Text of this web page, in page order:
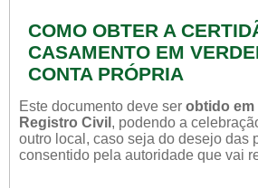
COMO OBTER A
CASAMENTO EM
CONTA PRÓPRIA
Este documento deve ser obtido em
Registro Civil , podendo a
outro local, caso seja do desejo das
consentido pela autoridade que vai